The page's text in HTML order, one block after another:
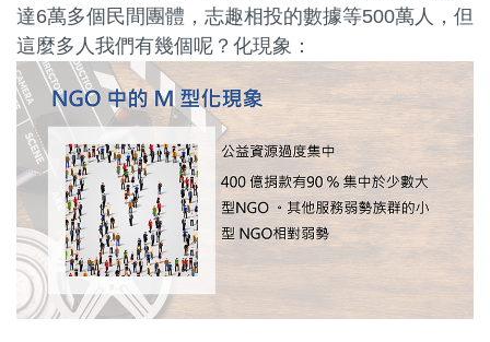
達6萬多個民間團體，志趣相投的數據等500萬人，但
這麼多人我們有幾個呢？化現象：